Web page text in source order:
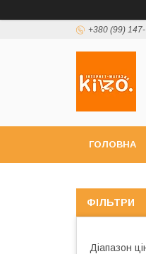
+380 (99)
ГОЛОВНА
ФІЛЬТРИ
Діапазон